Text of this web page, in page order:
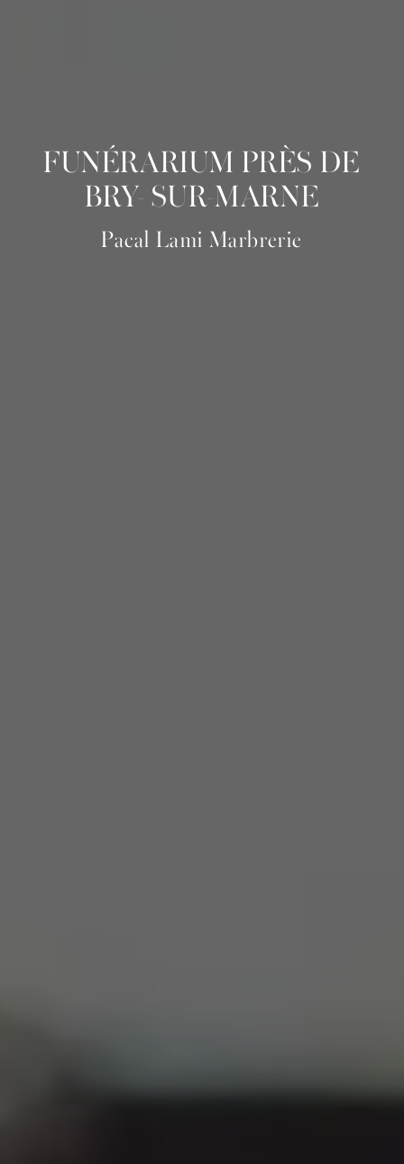
FUNÉRARIUM PRÈS DE
BRY- SUR-MARNE
Pacal Lami Marbrerie